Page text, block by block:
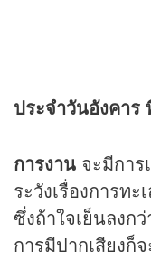
ประจำวันอังคาร
การงาน จะมีการ
ระวังเรื่องการท
ซึ่งถ้าใจเย็นลงก
การมีปากเสียงก็